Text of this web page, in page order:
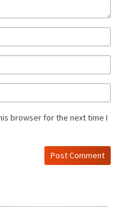
browser for the next time I